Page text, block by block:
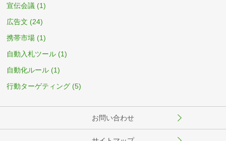
宣伝会議 (1)
広告文 (24)
携帯市場 (1)
自動入札ツール (1)
自動化ルール (1)
行動ターゲティング (5)
お問い合わせ